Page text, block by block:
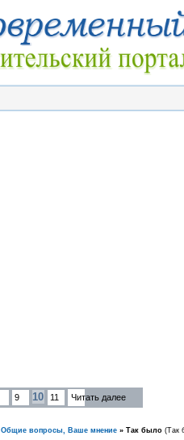
9 10 11 Читать далее
Общие вопросы, Ваше мнение » Так было (Так